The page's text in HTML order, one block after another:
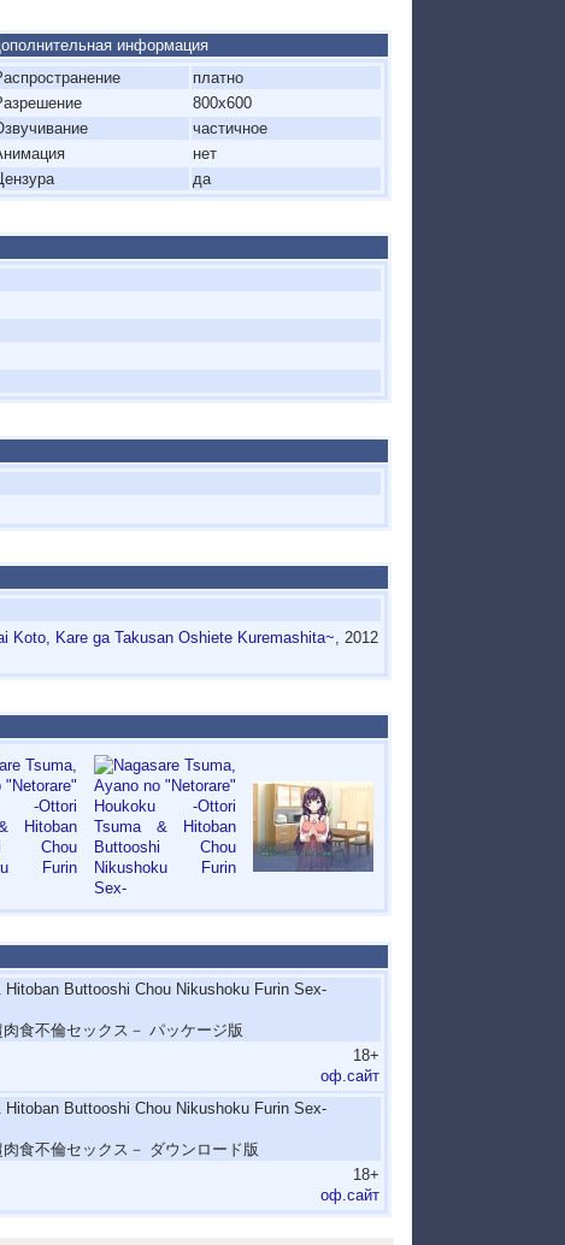
информация
платно
800x600
частичное
нет
да
Koto, Kare ga Takusan Oshiete Kuremashita~ , 2012
Buttooshi Chou Nikushoku Furin Sex-
食不倫セックス－ パッケージ版
18+
оф.сайт
Buttooshi Chou Nikushoku Furin Sex-
食不倫セックス－ ダウンロード版
18+
оф.сайт